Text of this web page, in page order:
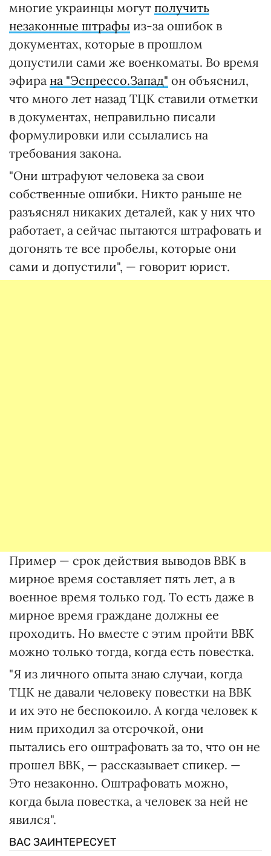
многие украинцы могут получить
незаконные штрафы из-за ошибок в
документах, которые в прошлом
допустили сами же военкоматы. Во время
эфира на "Эспрессо.Запад" он объяснил,
что много лет назад ТЦК ставили отметки
в документах, неправильно писали
формулировки или ссылались на
требования закона.
"Они штрафуют человека за свои
собственные ошибки. Никто раньше не
разъяснял никаких деталей, как у них что
работает, а сейчас пытаются штрафовать и
догонять те все пробелы, которые они
сами и допустили", — говорит юрист.
Пример — срок действия выводов ВВК в
мирное время составляет пять лет, а в
военное время только год. То есть даже в
мирное время граждане должны ее
проходить. Но вместе с этим пройти ВВК
можно только тогда, когда есть повестка.
"Я из личного опыта знаю случаи, когда
ТЦК не давали человеку повестки на ВВК
и их это не беспокоило. А когда человек к
ним приходил за отсрочкой, они
пытались его оштрафовать за то, что он не
прошел ВВК, — рассказывает спикер. —
Это незаконно. Оштрафовать можно,
когда была повестка, а человек за ней не
явился".
ВАС ЗАИНТЕРЕСУЕТ